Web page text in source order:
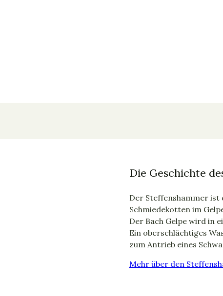
Die Geschichte
Der Steffenshammer
Schmiedekotten im
Der Bach Gelpe wird in
Ein oberschlächtiges
zum Antrieb eines
Mehr über den